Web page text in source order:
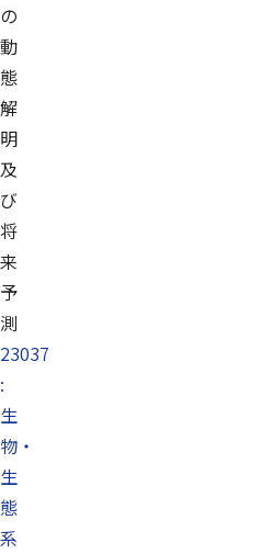
の
動
態
解
明
及
び
将
来
予
測
23037
:
生
物・
生
態
系